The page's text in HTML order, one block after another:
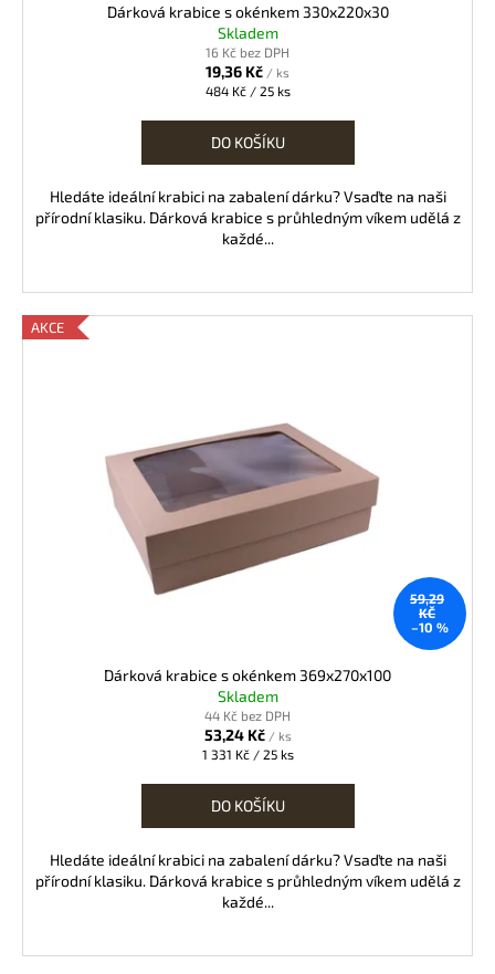
Dárková krabice s okénkem 330x220x30
Skladem
16 Kč bez DPH
19,36 Kč / ks
Měrná
484 Kč / 25 ks
DO KOŠÍKU
Hledáte ideální krabici na zabalení dárku? Vsaďte na naši
přírodní klasiku. Dárková krabice s průhledným víkem udělá z
každé...
AKCE
59,29
KČ
–10 %
Dárková krabice s okénkem 369x270x100
Skladem
44 Kč bez DPH
53,24 Kč / ks
Měrná
1 331 Kč / 25 ks
DO KOŠÍKU
Hledáte ideální krabici na zabalení dárku? Vsaďte na naši
přírodní klasiku. Dárková krabice s průhledným víkem udělá z
každé...